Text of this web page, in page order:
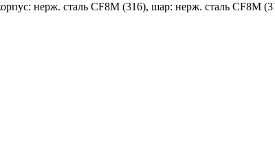
нерж. сталь CF8M (316), шар: нерж. сталь CF8M